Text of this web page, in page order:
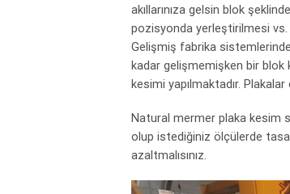
akıllarınıza gelsin blok
pozisyonda yerleştirilmesi vs.
Gelişmiş fabrika
kadar gelişmemişken bir blok
kesimi yapılmaktadır.
Natural mermer plaka kesim
olup istediğiniz ölçülerde
azaltmalısınız.